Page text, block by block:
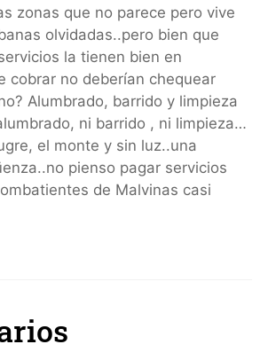
zonas que no parece pero vive
olvidadas..pero bien que
la tienen bien en
cobrar no deberían chequear
Alumbrado, barrido y limpieza
ni barrido , ni limpieza…
el monte y sin luz..una
pienso pagar servicios
de Malvinas casi